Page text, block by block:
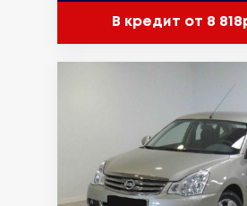
В кредит от 8